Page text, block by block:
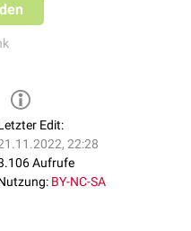
Edit:
22:28
Aufrufe
BY-NC-SA